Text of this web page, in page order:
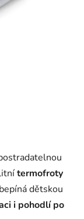
termofroty
dětskou
i pohodlí po